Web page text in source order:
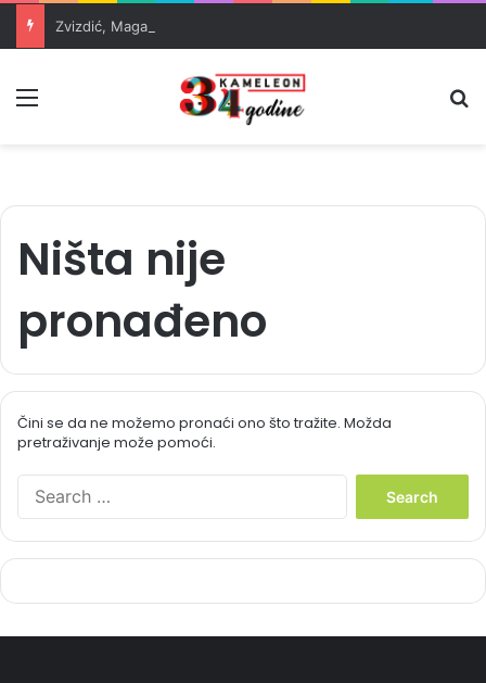
Ništa nije
pronađeno
Čini se da ne možemo pronaći ono što tražite. Možda
pretraživanje može pomoći.
h